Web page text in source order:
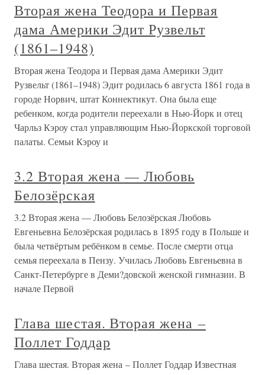
Вторая жена Теодора и Первая
дама Америки Эдит Рузвельт
(1861–1948)
Вторая жена Теодора и Первая дама Америки Эдит
Рузвельт (1861–1948) Эдит родилась 6 августа 1861 года в
городе Норвич, штат Коннектикут. Она была еще
ребенком, когда родители переехали в Нью-Йорк и отец
Чарльз Кэроу стал управляющим Нью-Йоркской торговой
палаты. Семьи Кэроу и
3.2 Вторая жена — Любовь
Белозёрская
3.2 Вторая жена — Любовь Белозёрская Любовь
Евгеньевна Белозёрская родилась в 1895 году в Польше и
была четвёртым ребёнком в семье. После смерти отца
семья переехала в Пензу. Училась Любовь Евгеньевна в
Санкт-Петербурге в Деми?довской женской гимназии. В
начале Первой
Глава шестая. Вторая жена –
Поллет Годдар
Глава шестая. Вторая жена – Поллет Годдар Известная